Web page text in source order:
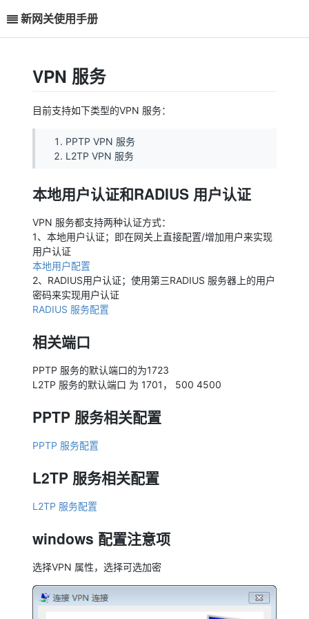
新网关使用手册
VPN 服务
目前支持如下类型的VPN 服务：
PPTP VPN 服务
L2TP VPN 服务
本地用户认证和RADIUS 用户认证
VPN 服务都支持两种认证方式：
1、本地用户认证；即在网关上直接配置/增加用户来实现
用户认证
本地用户配置
2、RADIUS用户认证；使用第三RADIUS 服务器上的用户
密码来实现用户认证
RADIUS 服务配置
相关端口
PPTP 服务的默认端口的为1723
L2TP 服务的默认端口 为 1701， 500 4500
PPTP 服务相关配置
PPTP 服务配置
L2TP 服务相关配置
L2TP 服务配置
windows 配置注意项
选择VPN 属性，选择可选加密